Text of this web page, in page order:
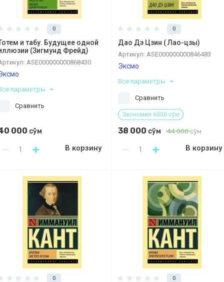
0
и табу. Будущее одной
(Зигмунд Фрейд)
ASE000000000868430
параметры
Сравнить
000 сўм
В корзину
0
Дао Дэ Цзин ( Лао-цзы)
Артикул: ASE000000000846483
Эксмо
Все параметры
Сравнить
Экономия 6000 сўм
38 000 сўм 44 000сўм
В корзину
0 0